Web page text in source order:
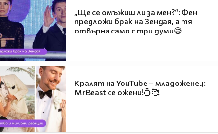
„Ще се омъжиш ли за мен?“: Фен
предложи брак на Зендая, а тя
отвърна само с три думи😅
Кралят на YouTube – младоженец:
MrBeast се ожени!💍🥰